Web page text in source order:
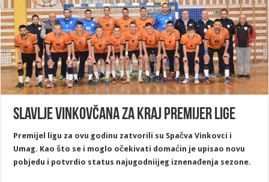
Slavlje Vinkovčana za kraj Premijer lige
Premijel ligu za ovu godinu zatvorili su Spačva Vinkovci i
Umag. Kao što se i moglo očekivati domaćin je upisao novu
pobjedu i potvrdio status najugodniijeg iznenađenja sezone.